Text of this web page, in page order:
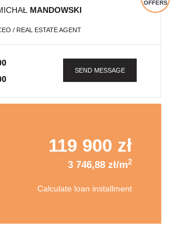
OFFERS
MANDOWSKI
/ REAL ESTATE AGENT
SEND MESSAGE
119 900 zł
3 746,88 zł/m2
Calculate loan installment